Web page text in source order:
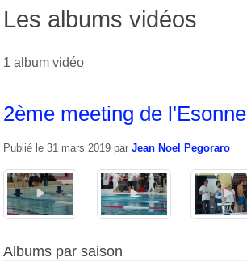
Les albums vidéos
1 album vidéo
2ème meeting de l'Esonne
Publié le 31 mars 2019 par Jean Noel Pegoraro
Albums par saison